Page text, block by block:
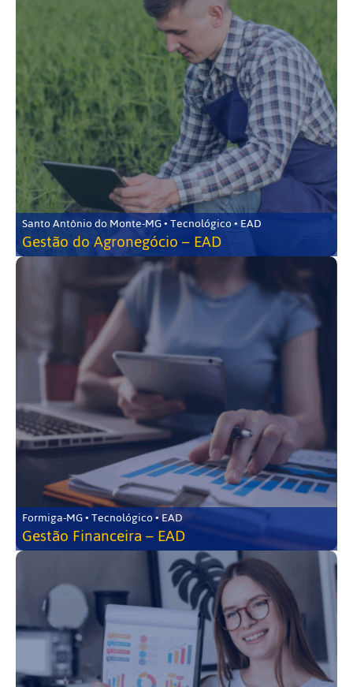
Santo Antônio do Monte-MG • Tecnológico • EAD
Gestão do Agronegócio – EAD
Formiga-MG • Tecnológico • EAD
Gestão Financeira – EAD